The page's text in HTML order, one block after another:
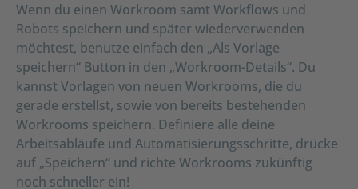
Wenn du einen Workroom samt Workflows und
Robots speichern und später wiederverwenden
möchtest, benutze einfach den „Als Vorlage
speichern“ Button in den „Workroom-Details“. Du
kannst Vorlagen von neuen Workrooms, die du
gerade erstellst, sowie von bereits bestehenden
Workrooms speichern. Definiere alle deine
Arbeitsabläufe und Automatisierungsschritte, drücke
auf „Speichern“ und richte Workrooms zukünftig
noch schneller ein!